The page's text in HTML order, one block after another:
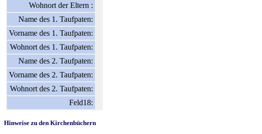
Wohnort der Eltern :
Name des 1. Taufpaten:
Vorname des 1. Taufpaten:
Wohnort des 1. Taufpaten:
Name des 2. Taufpaten:
Vorname des 2. Taufpaten:
Wohnort des 2. Taufpaten:
Feld18:
Hinweise zu den Kirchenbüchern